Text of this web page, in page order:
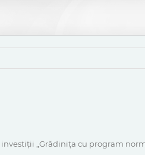
„Grădinița cu program